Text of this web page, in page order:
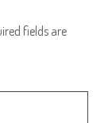
fields are